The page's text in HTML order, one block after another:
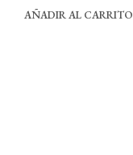
AÑADIR AL CARRITO